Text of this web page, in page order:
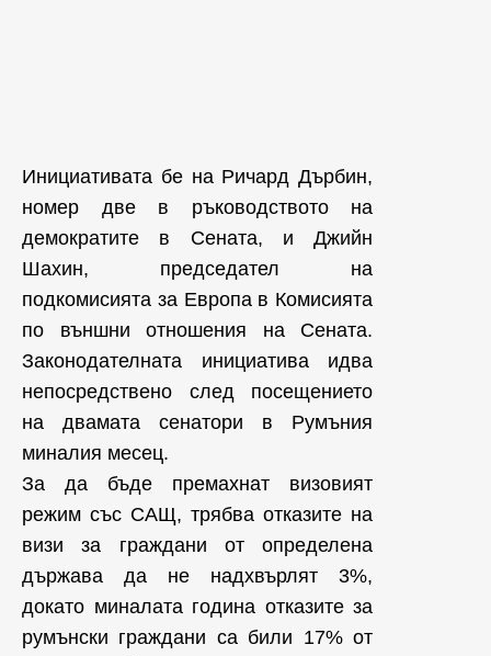
Инициативата бе на Ричард Дърбин,
номер две в ръководството на
демократите в Сената, и Джийн
Шахин, председател на
подкомисията за Европа в Комисията
по външни отношения на Сената.
Законодателната инициатива идва
непосредствено след посещението
на двамата сенатори в Румъния
миналия месец.
За да бъде премахнат визовият
режим със САЩ, трябва отказите на
визи за граждани от определена
държава да не надхвърлят 3%,
докато миналата година отказите за
румънски граждани са били 17% от